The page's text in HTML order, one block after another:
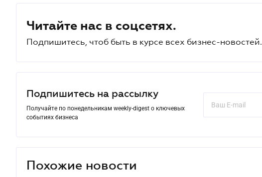
Читайте нас в соцсетях.
Подпишитесь, чтоб быть в курсе всех бизнес-новостей.
Подпишитесь на рассылку
Получайте по понедельникам weekly-digest о ключевых
событиях бизнеса
Похожие новости